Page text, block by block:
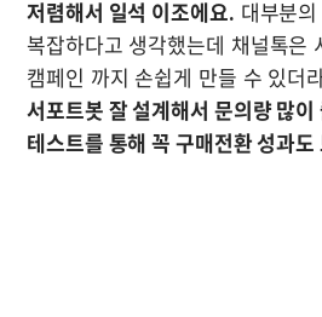
저렴해서 일석 이조에요. 대부분
복잡하다고 생각했는데 채널톡은
서포트봇 잘 설계해서 문의량 많
테스트를 통해 꼭 구매전환 성과